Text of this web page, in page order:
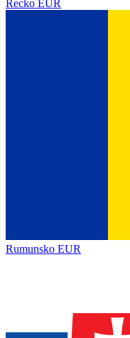
Řecko EUR
Rumunsko EUR